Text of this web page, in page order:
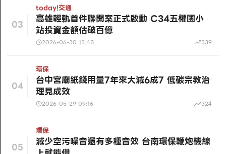
03
today!交通
高雄輕軌首件聯開案正式啟動 C34五權國小
站投資金額估破百億
2026-06-30 13:48 339
04
環保
台中宮廟紙錢用量7年來大減6成7 低碳宗教治
理見成效
2026-05-29 09:16 324
05
環保
減少空污噪音還有多種音效 台南環保鞭炮機線